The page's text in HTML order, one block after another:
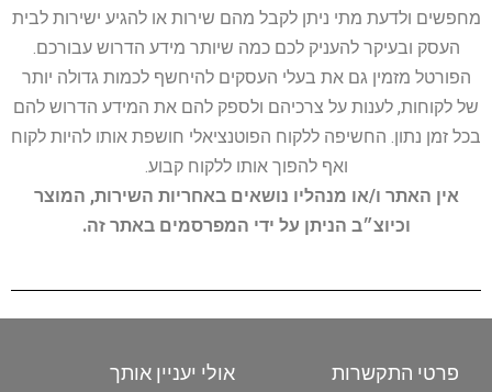
מחפשים ולדעת מתי ניתן לקבל מהם שירות או להגיע ישירות לבית
העסק ובעיקר להעניק לכם כמה שיותר מידע הדרוש עבורכם.
הפורטל מזמין גם את בעלי העסקים להיחשף לכמות גדולה יותר
של לקוחות, לענות על צרכיהם ולספק להם את המידע הדרוש להם
בכל זמן נתון. החשיפה ללקוח הפוטנציאלי חושפת אותו להיות לקוח
ואף להפוך אותו ללקוח קבוע.
אין האתר ו/או מנהליו נושאים באחריות השירות, המוצר
וכיוצ״ב הניתן על ידי המפרסמים באתר זה.
פרטי התקשרות אולי יעניין אותך